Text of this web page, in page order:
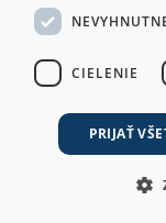
CIELENIE
PRIJAŤ